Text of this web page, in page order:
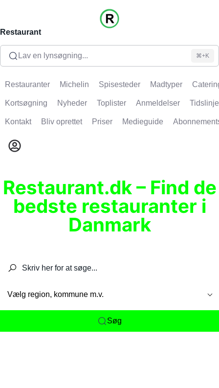
Restaurant
Lav en lynsøgning... ⌘+K
Restauranter Michelin Spisesteder Madtyper
Kortsøgning Nyheder Toplister Anmeldelser Tidslinje
Kontakt Bliv oprettet Priser Medieguide
Restaurant.dk – Find de
bedste restauranter i
Danmark
Vælg region, kommune m.v.
Søg